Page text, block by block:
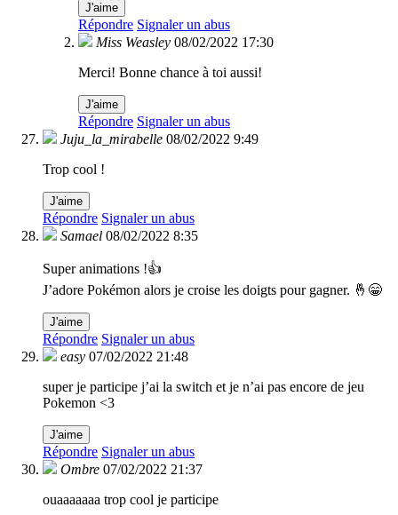
J'aime
Répondre Signaler un abus
Miss Weasley 08/02/2022 17:30
Merci! Bonne chance à toi aussi!
J'aime
Répondre Signaler un abus
Juju_la_mirabelle 08/02/2022 9:49
Trop cool !
J'aime
Répondre Signaler un abus
Samael 08/02/2022 8:35
Super animations !👍
J’adore Pokémon alors je croise les doigts pour gagner. 🤞😁
J'aime
Répondre Signaler un abus
easy 07/02/2022 21:48
super je participe j’ai la switch et je n’ai pas encore de jeu
Pokemon <3
J'aime
Répondre Signaler un abus
Ombre 07/02/2022 21:37
ouaaaaaaa trop cool je participe